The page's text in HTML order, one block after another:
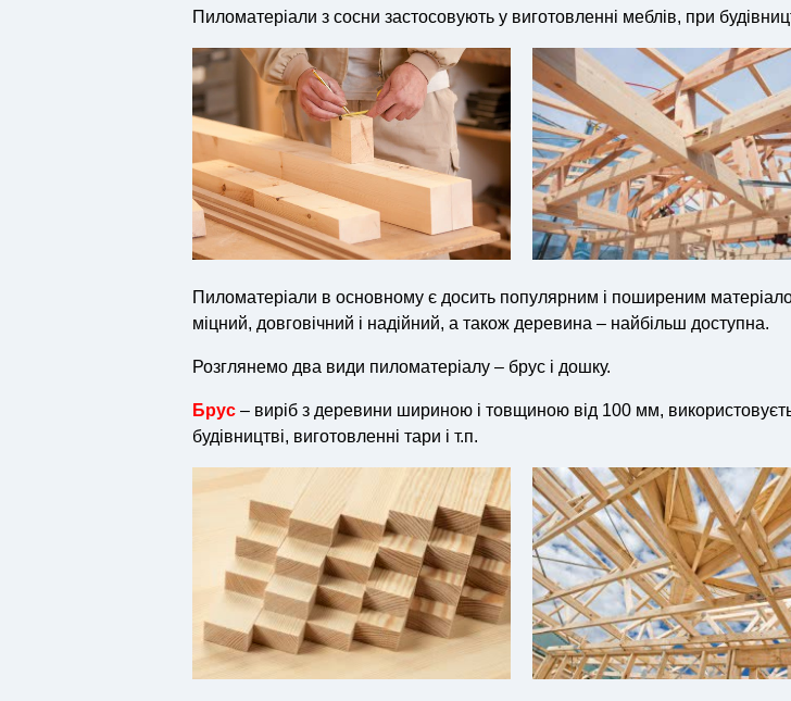
Пиломатеріали з сосни застосовують у виготовленні меблів, при
Пиломатеріали в основному є досить популярним і поширеним
міцний, довговічний і надійний, а також деревина – найбільш доступна.
Розглянемо два види пиломатеріалу – брус і дошку.
Брус – виріб з деревини шириною і товщиною від 100 мм,
будівництві, виготовленні тари і т.п.